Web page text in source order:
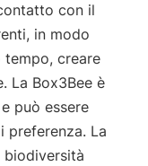
con il
in modo
tempo, creare
La Box3Bee è
può essere
preferenza. La
biodiversità